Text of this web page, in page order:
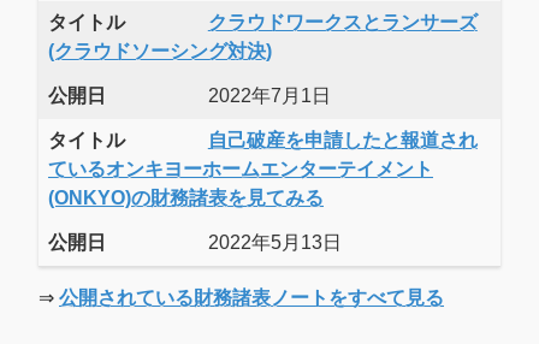
タイトル
クラウドワークスとランサーズ
(クラウドソーシング対決)
公開日 2022年7月1日
タイトル
自己破産を申請したと報道され
ているオンキヨーホームエンターテイメント
(ONKYO)の財務諸表を見てみる
公開日 2022年5月13日
⇒ 公開されている財務諸表ノートをすべて見る